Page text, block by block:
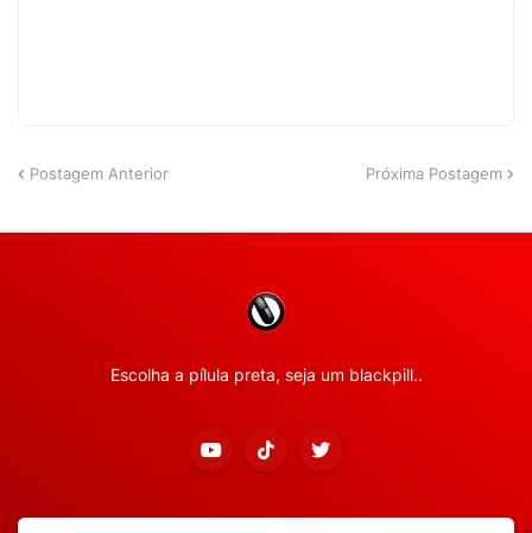
Postagem Anterior Próxima Postagem
Escolha a pílula preta, seja um blackpill..